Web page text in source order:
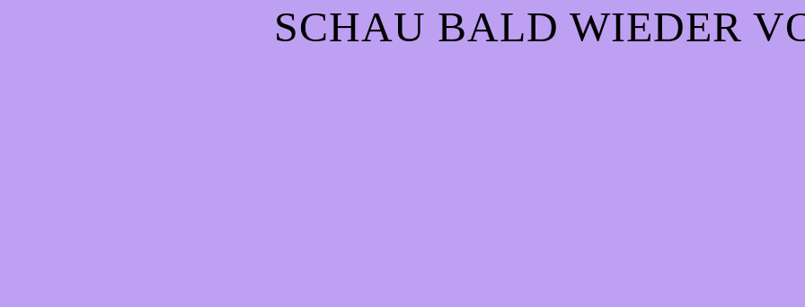
CHAU BALD WIEDER